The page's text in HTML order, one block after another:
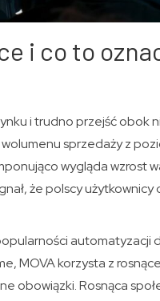
i co to
i trudno przejść obok
sprzedaży z
wygląda wzrost
że polscy
MOVA korzysta z
obowiązki. Rosnąca